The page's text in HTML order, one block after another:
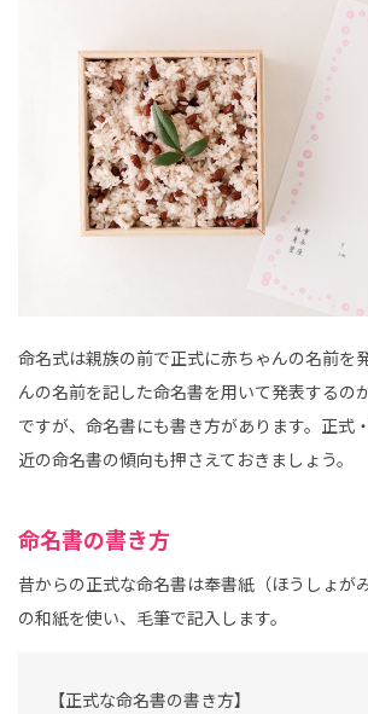
命名式は親族の前で正式に赤ちゃんの名前を
んの名前を記した命名書を用いて発表するの
ですが、命名書にも書き方があります。正式
近の命名書の傾向も押さえておきましょう。
命名書の書き方
昔からの正式な命名書は奉書紙（ほうしょが
の和紙を使い、毛筆で記入します。
【正式な命名書の書き方】